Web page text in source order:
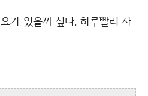
가 있을까 싶다. 하루빨리 사